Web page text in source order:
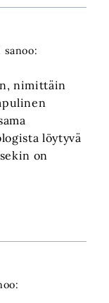
sanoo:
nimittäin
löytyvä
on